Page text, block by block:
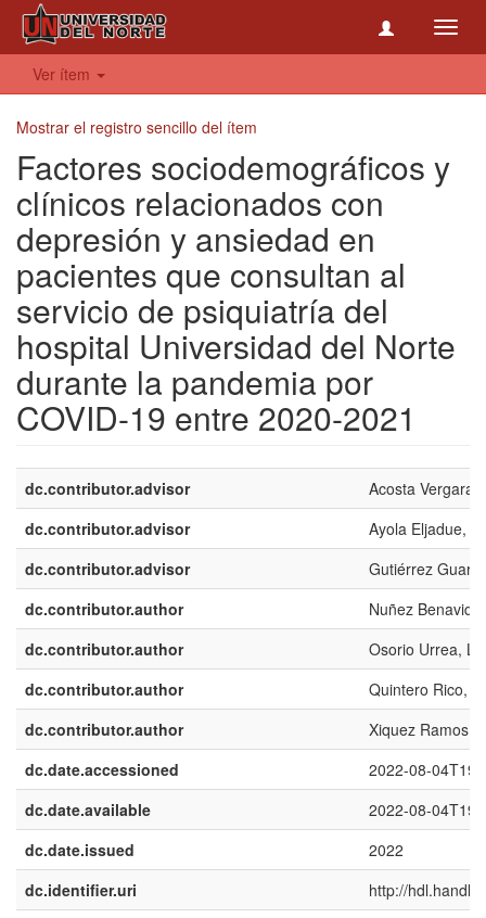
Ver ítem
Mostrar el registro sencillo del ítem
Factores sociodemográficos y
clínicos relacionados con
depresión y ansiedad en
pacientes que consultan al
servicio de psiquiatría del
hospital Universidad del Norte
durante la pandemia por
COVID-19 entre 2020-2021
dc.contributor.advisor
Acosta Vergara,
dc.contributor.advisor
Ayola Eljadue,
dc.contributor.advisor
Gutiérrez
dc.contributor.author
Nuñez
dc.contributor.author
Osorio Urrea,
dc.contributor.author
Quintero Rico,
dc.contributor.author
Xiquez Ramos,
dc.date.accessioned
2022-08-
dc.date.available
2022-08-
dc.date.issued
2022
dc.identifier.uri
http://